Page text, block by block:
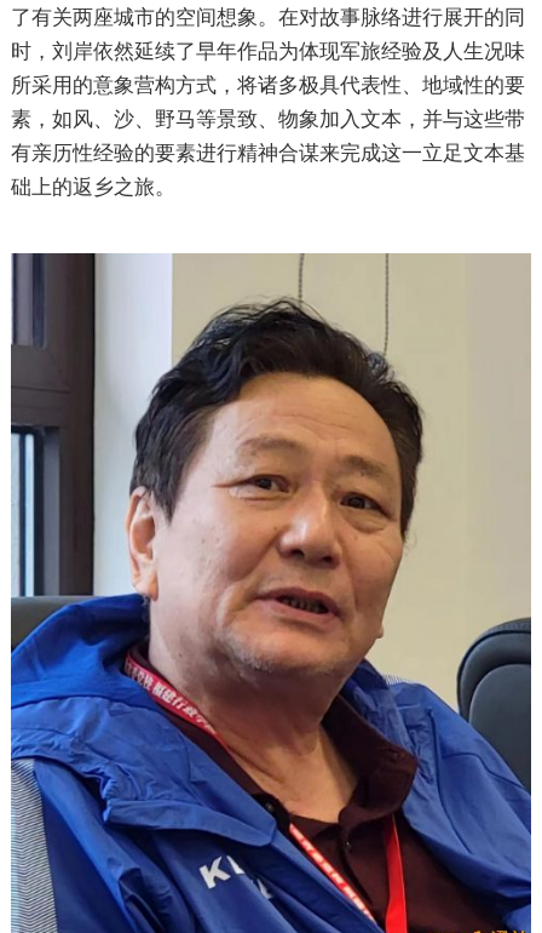
了有关两座城市的空间想象。在对故事脉络进行展开的同
时，刘岸依然延续了早年作品为体现军旅经验及人生况味
所采用的意象营构方式，将诸多极具代表性、地域性的要
素，如风、沙、野马等景致、物象加入文本，并与这些带
有亲历性经验的要素进行精神合谋来完成这一立足文本基
础上的返乡之旅。